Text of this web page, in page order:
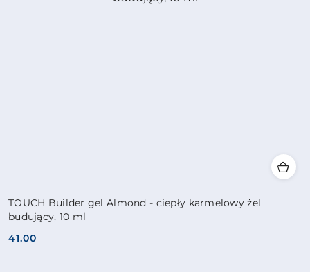
TOUCH Builder gel Almond - ciepły karmelowy żel
budujący, 10 ml
Cena:
41.00